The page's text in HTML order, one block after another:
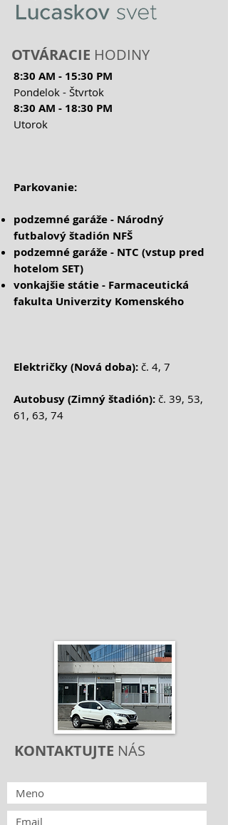
OTVÁRACIE HODINY
8:30 AM - 15:30 PM
Pondelok - Štvrtok
8:30 AM - 18:30 PM
Utorok
Parkovanie:
podzemné garáže - Národný
futbalový štadión NFŠ
podzemné garáže - NTC (vstup pred
hotelom SET)
vonkajšie státie - Farmaceutická
fakulta Univerzity Komenského
Električky (Nová doba): č. 4, 7
Autobusy (Zimný štadión): č. 39, 53,
61, 63, 74
KONTAKTUJTE NÁS